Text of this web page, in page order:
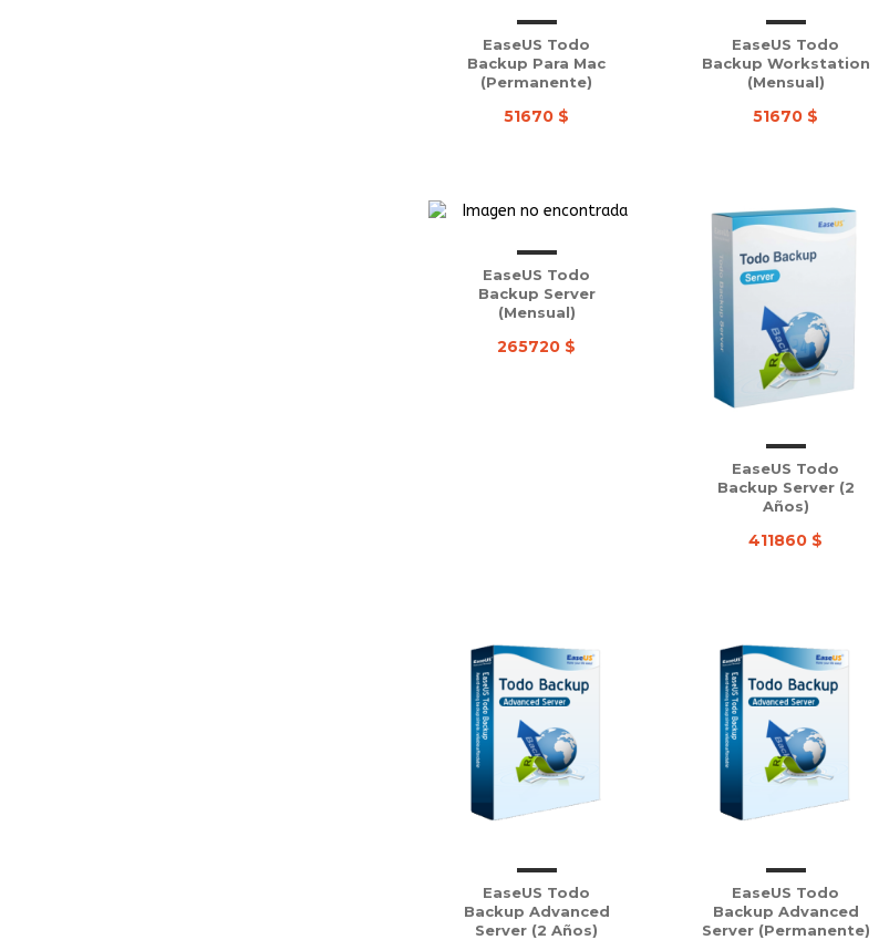
EaseUS Todo
Backup Para Mac
(Permanente)
51670 $
EaseUS Todo
Backup Workstation
(Mensual)
51670 $
EaseUS Todo
Backup Server
(Mensual)
265720 $
EaseUS Todo
Backup Server (2
Años)
411860 $
EaseUS Todo
Backup Advanced
Server (2 Años)
EaseUS Todo
Backup Advanced
Server (Permanente)